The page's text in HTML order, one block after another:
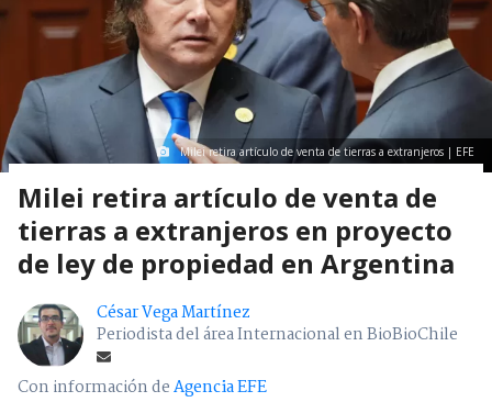
Milei retira artículo de venta de tierras a extranjeros | EFE
Milei retira artículo de venta de
tierras a extranjeros en proyecto
de ley de propiedad en Argentina
César Vega Martínez
Periodista del área Internacional en BioBioChile
Con información deAgencia EFE